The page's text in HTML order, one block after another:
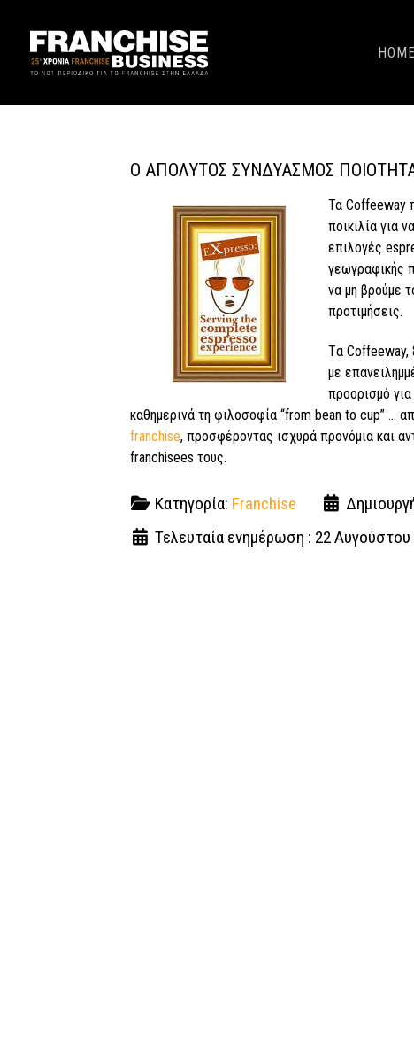
HOME
Ο ΑΠΌΛΥΤΟΣ ΣΥΝΔΥΑΣΜΌΣ ΠΟΙΌΤΗΤΑΣ
Τα Coffeeway
ποικιλία για
επιλογές
γεωγραφικής
να μη βρούμε
προτιμήσεις.
Tα Coffeeway,
με
προορισμό
καθημερινά τη φιλοσοφία “from bean to cup” ...
franchise, προσφέροντας ισχυρά προνόμια και
franchisees τους.
Κατηγορία: Franchise
Τελευταία ενημέρωση : 22 Αυγούστου